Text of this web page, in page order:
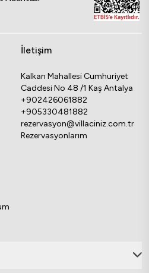
İletişim
Kalkan Mahallesi Cumhuriyet
Caddesi No 48 /1 Kaş Antalya
+902426061882
+905330481882
rezervasyon@villaciniz.com.tr
Rezervasyonlarım